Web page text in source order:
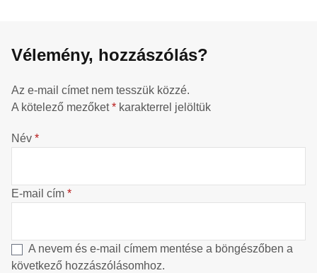
Vélemény, hozzászólás?
Az e-mail címet nem tesszük közzé.
A kötelező mezőket* karakterrel jelöltük
Név *
E-mail cím *
A nevem és e-mail címem mentése a böngészőben a
következő hozzászólásomhoz.